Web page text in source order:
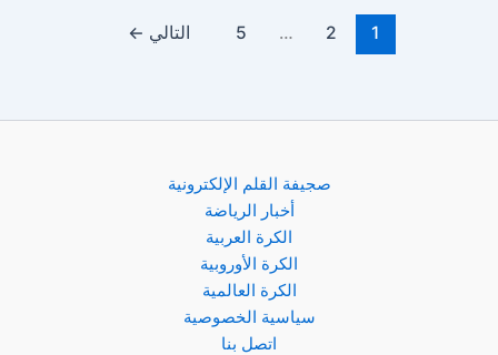
1
2
…
5 التالي ←
صجيفة القلم الإلكترونية
أخبار الرياضة
الكرة العربية
الكرة الأوروبية
الكرة العالمية
سياسية الخصوصية
اتصل بنا